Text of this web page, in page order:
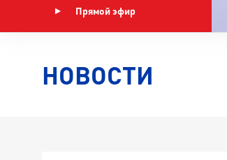
Прямой эфир
НОВОСТИ